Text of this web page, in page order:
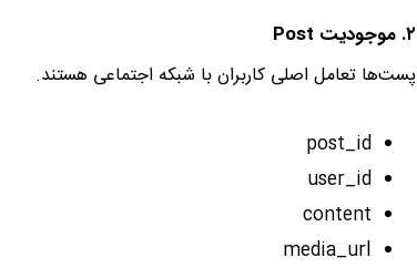
۲. موجودیت Post
پست‌ها تعامل اصلی کاربران با شبکه اجتماعی هستند.
post_id
user_id
content
media_url